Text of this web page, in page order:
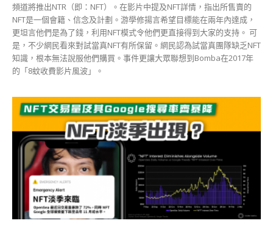
頻道將推出NTR（即：NFT）。在影片中提及NFT詳情，指出所售賣的
NFT是一個會籍、信念及計劃。游學修揚言希望目標能在兩年內達成，
更坦言他們是為了錢，利用NFT模式令他們更直接得到大家的支持。 可
是，不少網民看來對試當真NFT有所保留。網民認為試當真團隊缺乏NFT
知識，根本無法說服他們購買。事件更讓大眾聯想到Bomba在2017年
的「8蚊收費影片風波」。